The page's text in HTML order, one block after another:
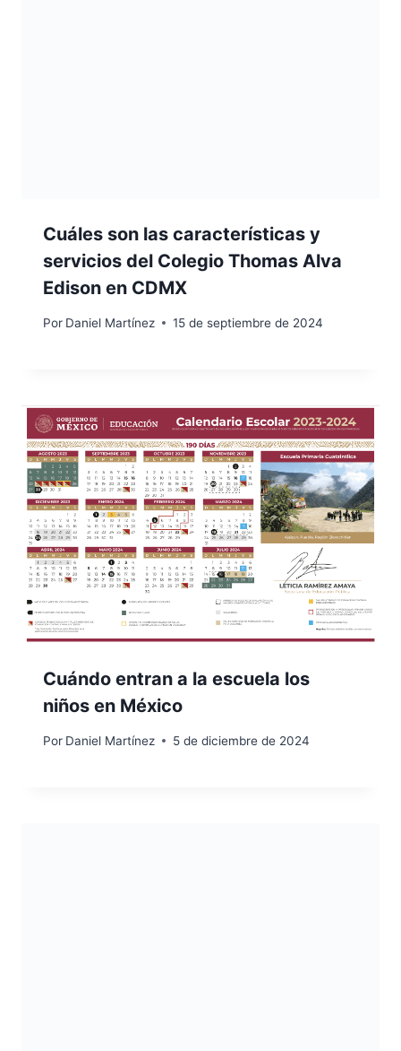
Cuáles son las características y
servicios del Colegio Thomas Alva
Edison en CDMX
Por Daniel Martínez 15 de septiembre de 2024
Cuándo entran a la escuela los
niños en México
Por Daniel Martínez 5 de diciembre de 2024